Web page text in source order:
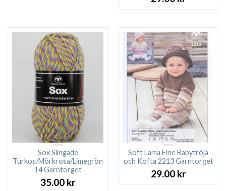
Sox Slingade
Turkos/Mörkrosa/Limegrön
14 Garntorget
35.00 kr
Soft Lama Fine Babytröja
och Kofta 2213 Garntorget
29.00 kr